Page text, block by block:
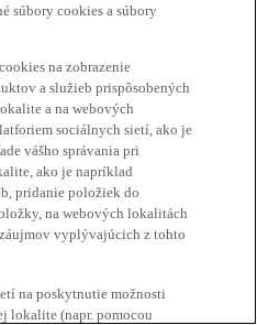
súbory cookies a súbory
na zobrazenie
a služieb prispôsobených
a na webových
sociálnych sietí, ako je
vášho správania pri
ako je napríklad
pridanie položiek do
na webových lokalitách
vyplývajúcich z tohto
na poskytnutie možnosti
lokalite (napr. pomocou